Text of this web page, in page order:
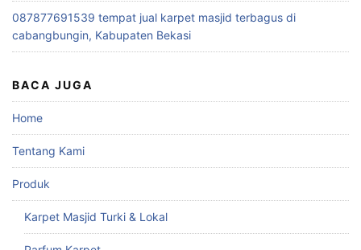
087877691539 tempat jual karpet masjid terbagus di
cabangbungin, Kabupaten Bekasi
BACA JUGA
Home
Tentang Kami
Produk
Karpet Masjid Turki & Lokal